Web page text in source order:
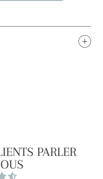
PARLER